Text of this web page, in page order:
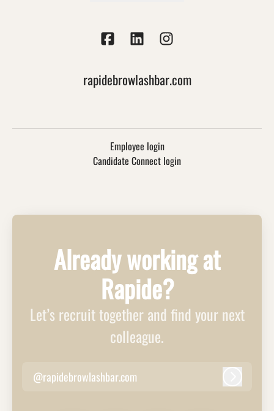
rapidebrowlashbar.com
Employee login
Candidate Connect login
Already working at
Rapide?
Let’s recruit together and find your next
colleague.
@rapidebrowlashbar.com